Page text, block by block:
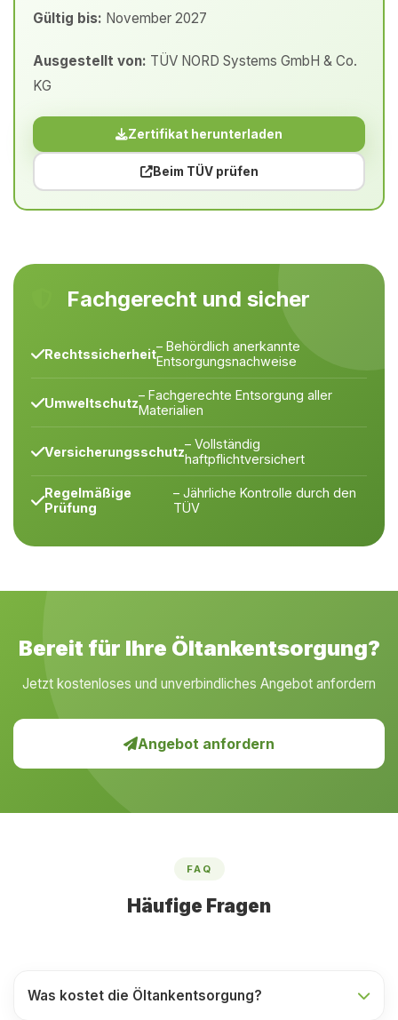
Gültig bis: November 2027
Ausgestellt von: TÜV NORD Systems GmbH & Co.
KG
Zertifikat herunterladen
Beim TÜV prüfen
Fachgerecht und sicher
Rechtssicherheit– Behördlich anerkannte
Entsorgungsnachweise
Umweltschutz– Fachgerechte Entsorgung aller
Materialien
Versicherungsschutz– Vollständig
haftpflichtversichert
Regelmäßige
Prüfung
– Jährliche Kontrolle durch den
TÜV
Bereit für Ihre Öltankentsorgung?
Jetzt kostenloses und unverbindliches Angebot anfordern
Angebot anfordern
FAQ
Häufige Fragen
Was kostet die Öltankentsorgung?